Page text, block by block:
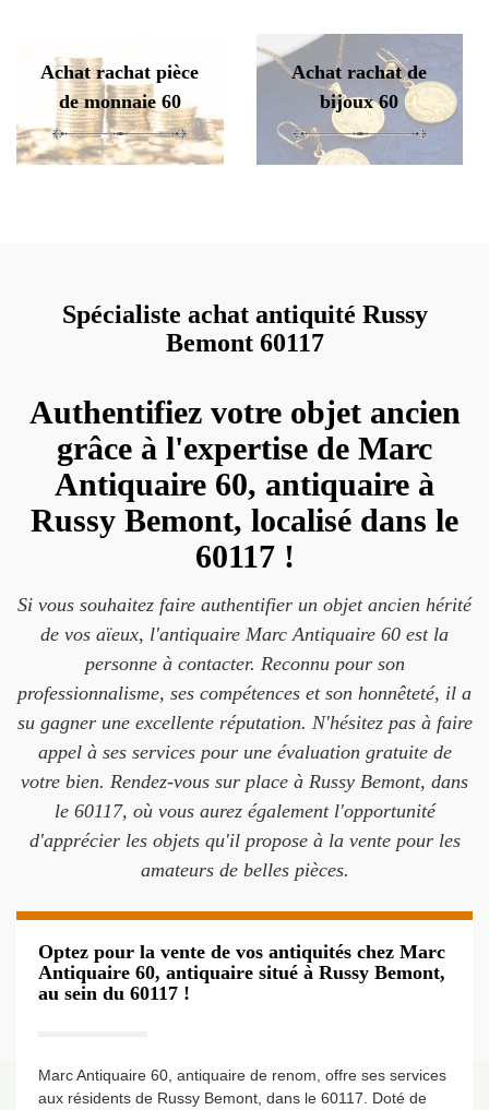
Achat rachat pièce
de monnaie 60
Achat rachat de
bijoux 60
Spécialiste achat antiquité Russy
Bemont 60117
Authentifiez votre objet ancien
grâce à l'expertise de Marc
Antiquaire 60, antiquaire à
Russy Bemont, localisé dans le
60117 !
Si vous souhaitez faire authentifier un objet ancien hérité
de vos aïeux, l'antiquaire Marc Antiquaire 60 est la
personne à contacter. Reconnu pour son
professionnalisme, ses compétences et son honnêteté, il a
su gagner une excellente réputation. N'hésitez pas à faire
appel à ses services pour une évaluation gratuite de
votre bien. Rendez-vous sur place à Russy Bemont, dans
le 60117, où vous aurez également l'opportunité
d'apprécier les objets qu'il propose à la vente pour les
amateurs de belles pièces.
Optez pour la vente de vos antiquités chez Marc
Antiquaire 60, antiquaire situé à Russy Bemont,
au sein du 60117 !
Marc Antiquaire 60, antiquaire de renom, offre ses services
aux résidents de Russy Bemont, dans le 60117. Doté de